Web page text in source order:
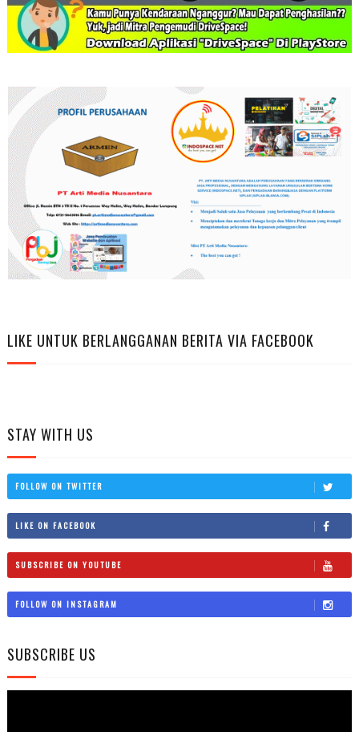
LIKE UNTUK BERLANGGANAN BERITA VIA FACEBOOK
STAY WITH US
FOLLOW ON TWITTER
LIKE ON FACEBOOK
SUBSCRIBE ON YOUTUBE
FOLLOW ON INSTAGRAM
SUBSCRIBE US